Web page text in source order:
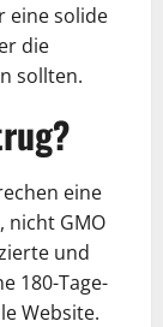
eine solide
die
sollten.
eine
nicht GMO
und
180-Tage-
Website.